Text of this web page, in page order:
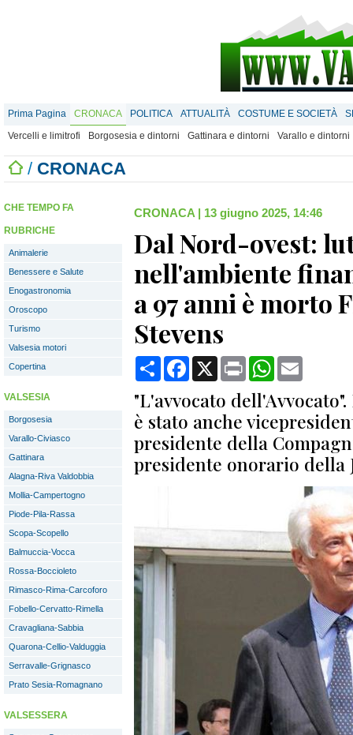
Prima Pagina CRONACA POLITICA ATTUALITÀ COSTUME E SOCIETÀ
Vercelli e limitrofi
Borgosesia e dintorni Gattinara e dintorni Varallo e dintorni
/ CRONACA
CHE TEMPO FA
RUBRICHE
Animalerie
Benessere e Salute
Enogastronomia
Oroscopo
Turismo
Valsesia motori
Copertina
VALSESIA
Borgosesia
Varallo-Civiasco
Gattinara
Alagna-Riva Valdobbia
Mollia-Campertogno
Piode-Pila-Rassa
Scopa-Scopello
Balmuccia-Vocca
Rossa-Boccioleto
Rimasco-Rima-Carcoforo
Fobello-Cervatto-Rimella
Cravagliana-Sabbia
Quarona-Cellio-Valduggia
Serravalle-Grignasco
Prato Sesia-Romagnano
VALSESSERA
CRONACA | 13 giugno 2025, 14:46
Dal Nord-ovest:
nell'ambiente
a 97 anni è morto
Stevens
CondividiFacebook
X Print WhatsApp
"L'avvocato
è stato anche
presidente della
presidente onorario della